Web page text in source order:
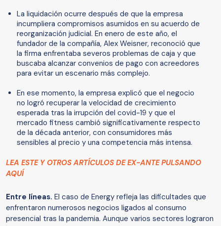
La liquidación ocurre después de que la empresa
incumpliera compromisos asumidos en su acuerdo de
reorganización judicial. En enero de este año, el
fundador de la compañía, Alex Weisner, reconoció que
la firma enfrentaba severos problemas de caja y que
buscaba alcanzar convenios de pago con acreedores
para evitar un escenario más complejo.
En ese momento, la empresa explicó que el negocio
no logró recuperar la velocidad de crecimiento
esperada tras la irrupción del covid-19 y que el
mercado fitness cambió significativamente respecto
de la década anterior, con consumidores más
sensibles al precio y una competencia más intensa.
LEA ESTE Y OTROS ARTÍCULOS DE EX-ANTE PULSANDO
AQUÍ
Entre líneas. El caso de Energy refleja las dificultades que
enfrentaron numerosos negocios ligados al consumo
presencial tras la pandemia. Aunque varios sectores lograron